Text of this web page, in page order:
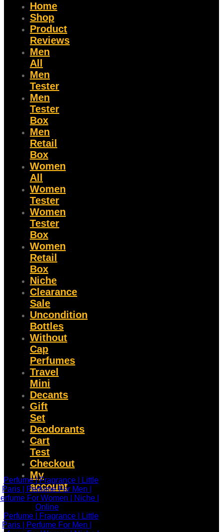
Home
Shop
Product
Reviews
Men
All
Men
Tester
Men
Tester
Box
Men
Retail
Box
Women
All
Women
Tester
Women
Tester
Box
Women
Retail
Box
Niche
Clearance
Sale
Uncondition
Bottles
Without
Cap
Perfumes
Travel
Mini
Decants
Gift
Set
Deodorants
Cart
Test
Checkout
My
account